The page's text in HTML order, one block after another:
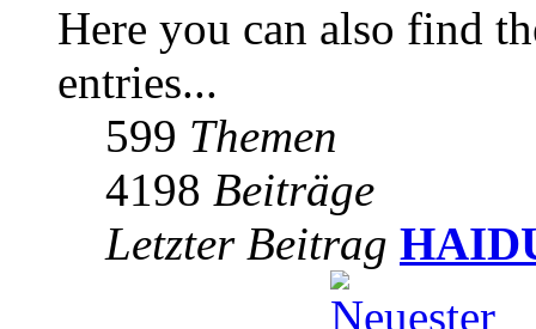
Here you can also find
entries...
599 Themen
4198 Beiträge
Letzter Beitrag